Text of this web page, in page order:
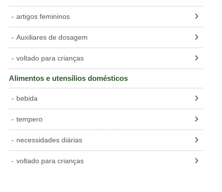
artigos femininos
Auxiliares de dosagem
voltado para crianças
Alimentos e utensílios domésticos
bebida
tempero
necessidades diárias
voltado para crianças